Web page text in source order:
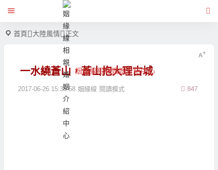
姻緣線相親婚姻介紹中心
首頁 大陸風情 正文
一水繞蒼山，蒼山抱大理古城
2017-06-26 15:38:58 姻緣線 847
閱讀模式